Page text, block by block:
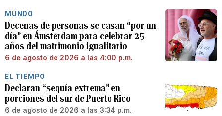
MUNDO
Decenas de personas se casan “por un
día” en Ámsterdam para celebrar 25
años del matrimonio igualitario
6 de agosto de 2026 a las 4:00 p.m.
EL TIEMPO
Declaran “sequía extrema” en
porciones del sur de Puerto Rico
6 de agosto de 2026 a las 3:34 p.m.